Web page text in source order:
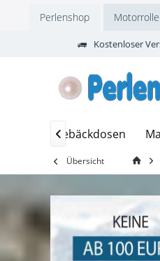
Perlenshop
Kostenloser
Gebäckdosen

Übersicht